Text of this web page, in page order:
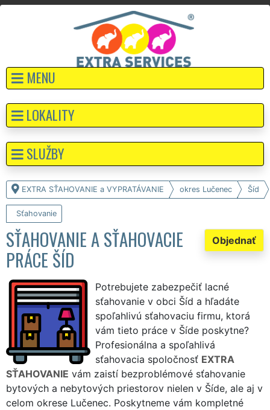
MENU
EXTRA SŤAHOVANIE a VYPRATÁVANIE okres Lučenec Šíd
Sťahovanie
Objednať
SŤAHOVANIE A SŤAHOVACIE
PRÁCE ŠÍD
Potrebujete zabezpečiť lacné
sťahovanie v obci Šíd a hľadáte
spoľahlivú sťahovaciu firmu, ktorá
vám tieto práce v Šíde poskytne?
Profesionálna a spoľahlivá
sťahovacia spoločnosť EXTRA
SŤAHOVANIE vám zaistí bezproblémové sťahovanie
bytových a nebytových priestorov nielen v Šíde, ale aj v
celom okrese Lučenec. Poskytneme vám kompletné
LOKALITY
SLUŽBY